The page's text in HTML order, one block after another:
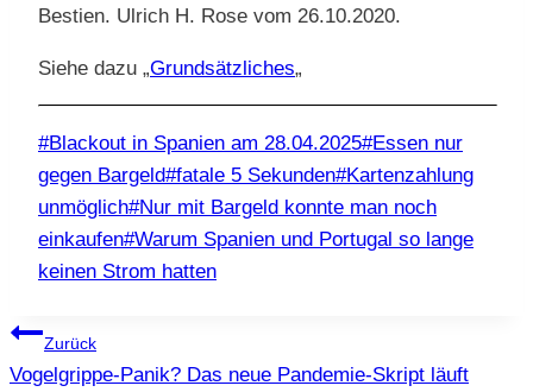
Bestien. Ulrich H. Rose vom 26.10.2020.
Siehe dazu „Grundsätzliches„
Schlagworte:
#Blackout in Spanien am 28.04.2025#Essen nur
gegen Bargeld#fatale 5 Sekunden#Kartenzahlung
unmöglich#Nur mit Bargeld konnte man noch
einkaufen#Warum Spanien und Portugal so lange
keinen Strom hatten
Beitragsnavigation
Zurück
Vogelgrippe-Panik? Das neue Pandemie-Skript läuft